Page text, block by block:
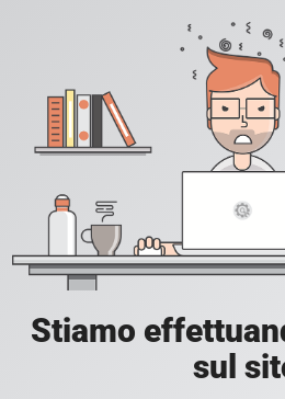
Stiamo
sul